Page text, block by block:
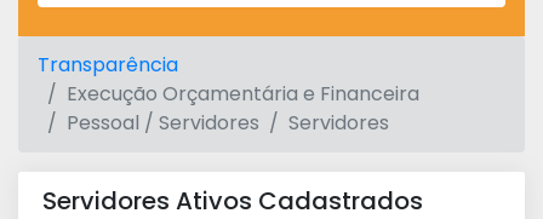
Transparência
Execução Orçamentária e Financeira
Pessoal / Servidores
Servidores
Servidores Ativos Cadastrados